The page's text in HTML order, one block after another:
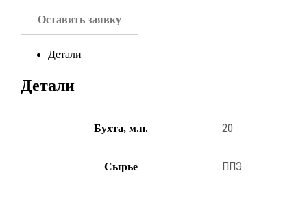
Оставить заявку
Детали
Детали
Бухта, м.п. 20
Сырье ППЭ